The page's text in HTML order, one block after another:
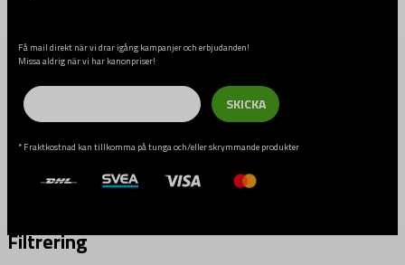
Få mail direkt när vi drar igång kampanjer och erbjudanden!
Missa aldrig när vi har kanonpriser!
Email
SKICKA
* Fraktkostnad kan tillkomma på tunga och/eller skrymmande produkter
Filtrering